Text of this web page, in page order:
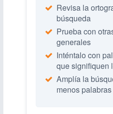
Revisa la
búsqueda
Prueba con
generales
Inténtalo con
que signifiquen
Amplía la
menos palabras